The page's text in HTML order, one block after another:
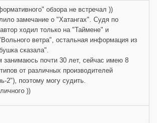
обзора не встречал ))
замечание о "Хатангах". Судя по
ходил только на "Таймене" и
ветра", остальная информация из
сказала".
занимаюсь почти 30 лет, сейчас имею 8
от различных производителей
2"), поэтому могу судить.
))